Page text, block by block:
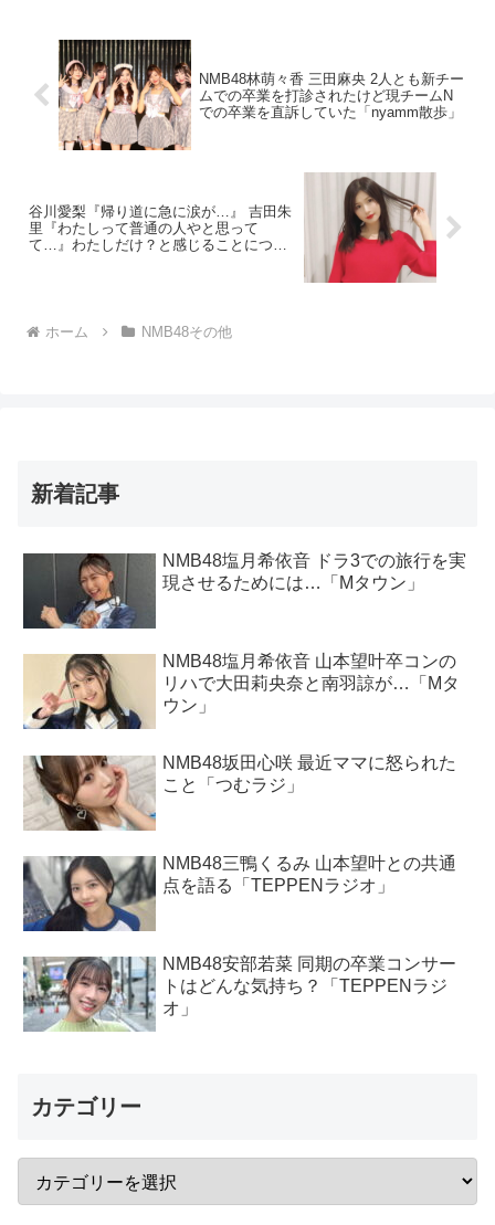
NMB48林萌々香 三田麻央 2人とも新チー
ムでの卒業を打診されたけど現チームN
での卒業を直訴していた「nyamm散歩」
谷川愛梨『帰り道に急に涙が…』 吉田朱
里『わたしって普通の人やと思って
て…』わたしだけ？と感じることについ
ホーム NMB48その他
新着記事
NMB48塩月希依音 ドラ3での旅行を実
現させるためには…「Mタウン」
NMB48塩月希依音 山本望叶卒コンの
リハで大田莉央奈と南羽諒が…「Mタ
ウン」
NMB48坂田心咲 最近ママに怒られた
こと「つむラジ」
NMB48三鴨くるみ 山本望叶との共通
点を語る「TEPPENラジオ」
NMB48安部若菜 同期の卒業コンサー
トはどんな気持ち？「TEPPENラジ
オ」
カテゴリー